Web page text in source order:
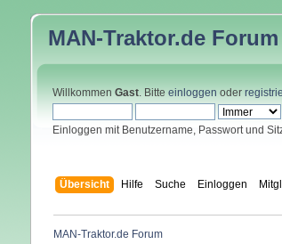
MAN-Traktor.de Forum
Willkommen Gast. Bitte einloggen oder
Einloggen mit Benutzername, Passwort und
Übersicht Hilfe Suche Einloggen
MAN-Traktor.de Forum